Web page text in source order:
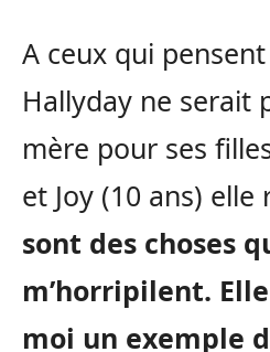
A ceux qui
Hallyday ne serait
mère pour ses
et Joy (10 ans) elle
sont des choses
m’horripilent.
moi un exemple